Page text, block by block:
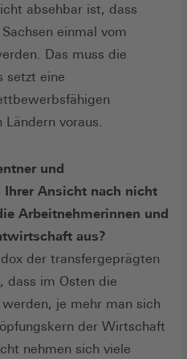
absehbar ist, dass
einmal vom
Das muss die
setzt eine
voraus.
und
Ihrer Ansicht nach nicht
Arbeitnehmerinnen und
aus?
der transfergeprägten
dass im Osten die
je mehr man sich
der Wirtschaft
nehmen sich viele